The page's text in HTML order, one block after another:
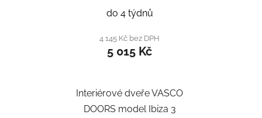
do 4 týdnů
4 145 Kč bez DPH
5 015 Kč
Interiérové dveře VASCO
DOORS model Ibiza 3